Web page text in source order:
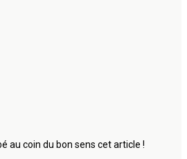
au coin du bon sens cet article !